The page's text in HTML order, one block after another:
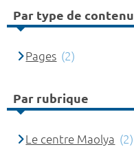
Par type de contenu
Pages (2)
Par rubrique
Le centre Maolya (2)